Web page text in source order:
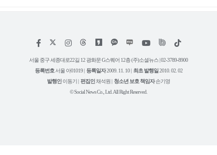
페
스
인
타
램
위
트
유
튜
틱
서울 중구 세종대로22길 12 광화문 G스퀘어 12층 (주)소셜뉴스 | 02-3789-8900
등록번호 서울 아01019 | 등록일자2009. 11. 10 | 최초 발행일2010. 02. 02
발행인 이동기 | 편집인채석원 | 청소년 보호 책임자손기영
© Social News Co., Ltd. All Right Reserved.